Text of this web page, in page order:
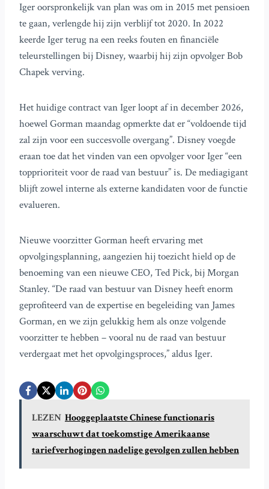
Iger oorspronkelijk van plan was om in 2015 met pensioen
te gaan, verlengde hij zijn verblijf tot 2020. In 2022
keerde Iger terug na een reeks fouten en financiële
teleurstellingen bij Disney, waarbij hij zijn opvolger Bob
Chapek verving.
Het huidige contract van Iger loopt af in december 2026,
hoewel Gorman maandag opmerkte dat er “voldoende tijd
zal zijn voor een succesvolle overgang”. Disney voegde
eraan toe dat het vinden van een opvolger voor Iger “een
topprioriteit voor de raad van bestuur” is. De mediagigant
blijft zowel interne als externe kandidaten voor de functie
evalueren.
Nieuwe voorzitter Gorman heeft ervaring met
opvolgingsplanning, aangezien hij toezicht hield op de
benoeming van een nieuwe CEO, Ted Pick, bij Morgan
Stanley. “De raad van bestuur van Disney heeft enorm
geprofiteerd van de expertise en begeleiding van James
Gorman, en we zijn gelukkig hem als onze volgende
voorzitter te hebben – vooral nu de raad van bestuur
verdergaat met het opvolgingsproces,” aldus Iger.
LEZEN Hooggeplaatste Chinese functionaris
waarschuwt dat toekomstige Amerikaanse
tariefverhogingen nadelige gevolgen zullen hebben